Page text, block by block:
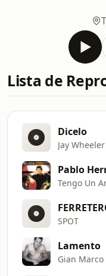
Lista de
Dicelo
Jay
Pablo
Tengo Un
SPOT
Lamento
Gian Marco